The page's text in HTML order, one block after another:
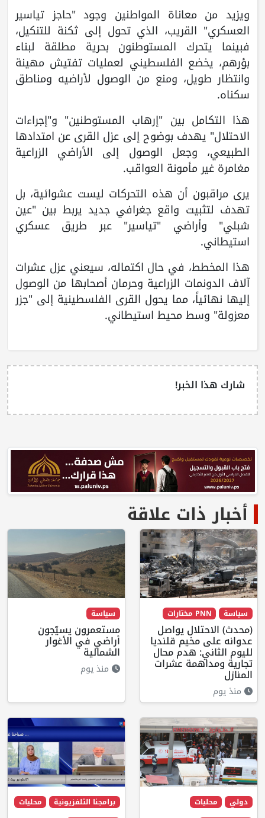
ويزيد من معاناة المواطنين وجود "حاجز تياسير
العسكري" القريب، الذي تحول إلى ثكنة للتنكيل،
فبينما يتحرك المستوطنون بحرية مطلقة لبناء
بؤرهم، يخضع الفلسطيني لعمليات تفتيش مهينة
وانتظار طويل، ومنع من الوصول لأراضيه ومناطق
سكناه.
هذا التكامل بين "إرهاب المستوطنين" و"إجراءات
الاحتلال" يهدف بوضوح إلى عزل القرى عن امتدادها
الطبيعي، وجعل الوصول إلى الأراضي الزراعية
مغامرة غير مأمونة العواقب.
يرى مراقبون أن هذه التحركات ليست عشوائية، بل
تهدف لتثبيت واقع جغرافي جديد يربط بين "عين
شبلي" وأراضي "تياسير" عبر طريق عسكري
استيطاني.
هذا المخطط، في حال اكتماله، سيعني عزل عشرات
آلاف الدونمات الزراعية وحرمان أصحابها من الوصول
إليها نهائياً، مما يحول القرى الفلسطينية إلى "جزر
معزولة" وسط محيط استيطاني.
شارك هذا الخبر!
أخبار ذات علاقة
سياسة PNN مختارات
(محدث) الاحتلال يواصل
عدوانه على مخيم قلنديا
لليوم الثاني: هدم محال
تجارية ومداهمة عشرات
المنازل
منذ يوم
سياسة
مستعمرون يسيّجون
أراضي في الأغوار
الشمالية
منذ يوم
دولي
محليات
برامجنا التلفزيونية
محليات